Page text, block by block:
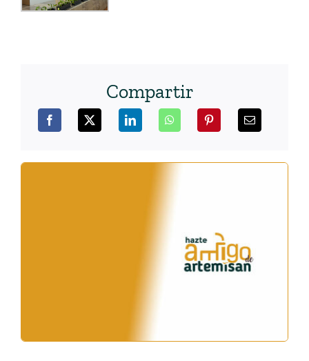
Compartir